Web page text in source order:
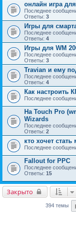
онлайн игра
Последнее
Ответы: 3
Игры для
Последнее
Ответы: 4
Игры для WM
Последнее
Ответы: 3
Travian и ему
Последнее
Ответы: 4
Как настроить
Последнее
На Touch Pro
Wizards
Последнее
Ответы: 2
кто хочет
Последнее
Fallout for PPC
Последнее
Ответы: 15
Закрыто
394 темы